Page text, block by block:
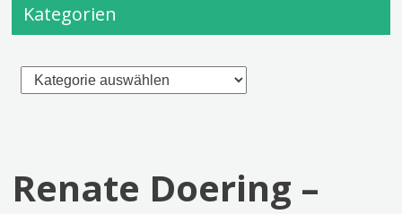
Kategorien
Kategorien
Renate Doering –